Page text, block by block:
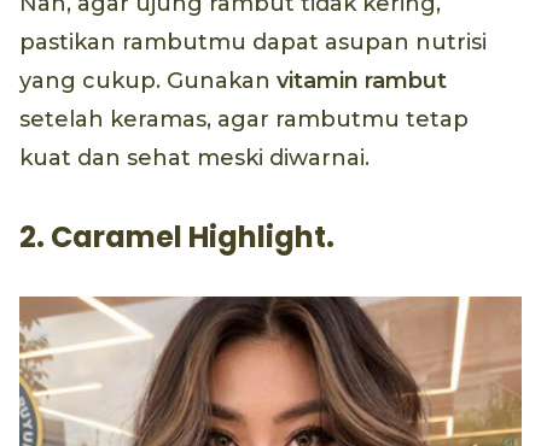
pastikan rambutmu dapat asupan nutrisi
yang cukup. Gunakan vitamin rambut
setelah keramas, agar rambutmu tetap
kuat dan sehat meski diwarnai.
2. Caramel Highlight.